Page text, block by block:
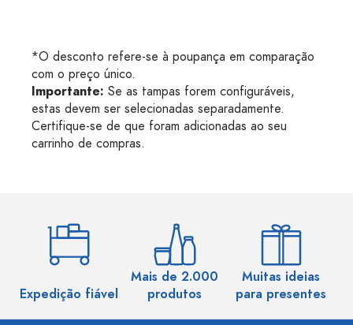
*O desconto refere-se à poupança em comparação
com o preço único.
Importante: Se as tampas forem configuráveis,
estas devem ser selecionadas separadamente.
Certifique-se de que foram adicionadas ao seu
carrinho de compras.
Expedição fiável
Mais de 2.000
produtos
Muitas ideias
para presentes